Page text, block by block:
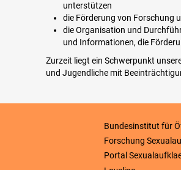
unterstützen
die Förderung von Forschung
die Organisation und
und Informationen, die
Zurzeit liegt ein Schwerpunkt
und Jugendliche mit
Bundesinstitut für
Forschung
Portal